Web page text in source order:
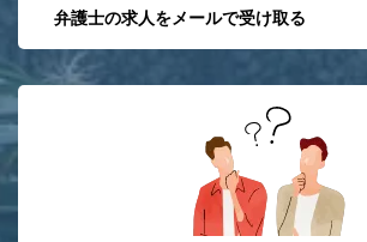
弁護士の求人をメールで受け取る